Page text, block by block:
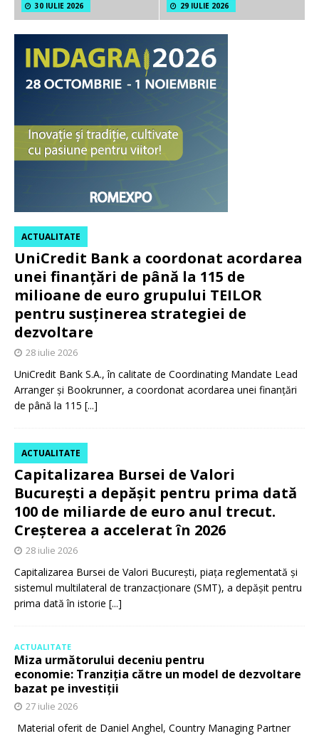
30 IULIE 2026 29 IULIE 2026
UniCredit Bank a coordonat acordarea
unei finanțări de până la 115 de
milioane de euro grupului TEILOR
pentru susținerea strategiei de
dezvoltare
ACTUALITATE
28 iulie 2026
UniCredit Bank S.A., în calitate de Coordinating Mandate Lead
Arranger și Bookrunner, a coordonat acordarea unei finanțări
de până la 115 [...]
Capitalizarea Bursei de Valori
București a depășit pentru prima dată
100 de miliarde de euro anul trecut.
Creșterea a accelerat în 2026
ACTUALITATE
28 iulie 2026
Capitalizarea Bursei de Valori București, piața reglementată și
sistemul multilateral de tranzacționare (SMT), a depășit pentru
prima dată în istorie [...]
ACTUALITATE
Miza următorului deceniu pentru
economie: Tranziția către un model de dezvoltare
bazat pe investiții
27 iulie 2026
Material oferit de Daniel Anghel, Country Managing Partner